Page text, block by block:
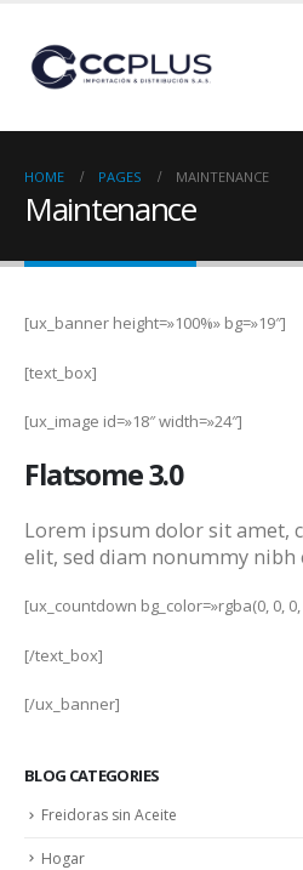
HOME PAGES MAINTENANCE
Maintenance
[ux_banner height=»100%» bg=»19″]
[text_box]
[ux_image id=»18″ width=»24″]
Flatsome 3.0
Lorem ipsum dolor sit amet,
elit, sed diam nonummy
[ux_countdown bg_color=»rgba(0, 0, 0,
[/text_box]
[/ux_banner]
BLOG CATEGORIES
Freidoras sin Aceite
Hogar